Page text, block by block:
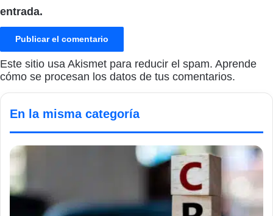
entrada.
Este sitio usa Akismet para reducir el spam. Aprende
cómo se procesan los datos de tus comentarios.
En la misma categoría